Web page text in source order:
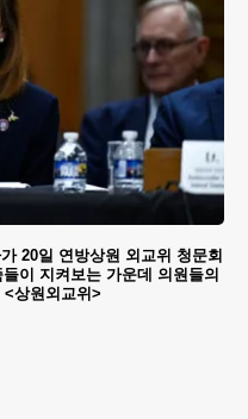
20일 연방상원 외교위 청문회
이 지켜보는 가운데 의원들의
상원외교위>